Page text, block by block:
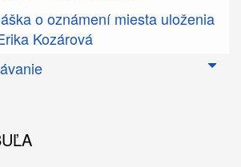
o oznámení miesta uloženia
Kozárová